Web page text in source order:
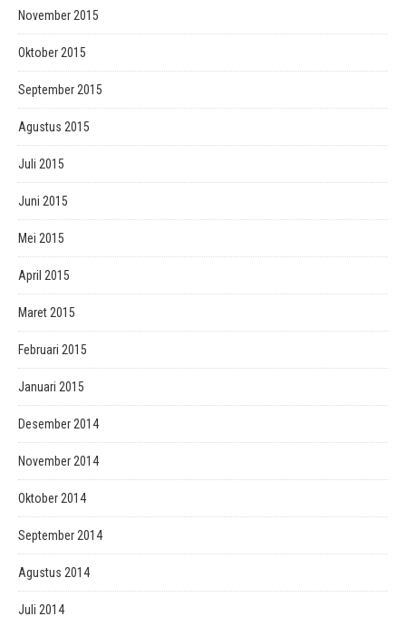
November 2015
Oktober 2015
September 2015
Agustus 2015
Juli 2015
Juni 2015
Mei 2015
April 2015
Maret 2015
Februari 2015
Januari 2015
Desember 2014
November 2014
Oktober 2014
September 2014
Agustus 2014
Juli 2014